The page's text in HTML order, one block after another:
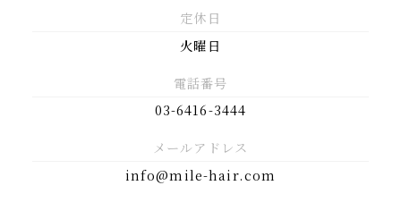
定休日
火曜日
電話番号
03-6416-3444
メールアドレス
info@mile-hair.com